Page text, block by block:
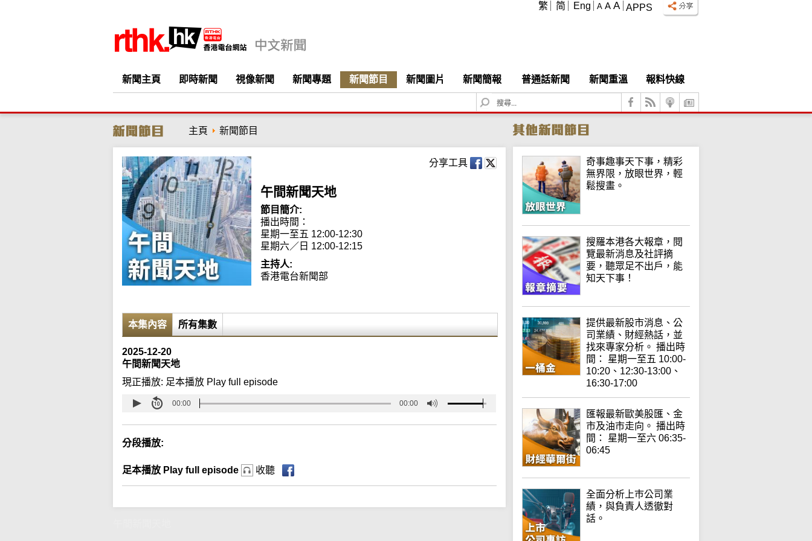
APPS
A A A
繁 简 Eng
新聞主頁 即時新聞 視像新聞 新聞專題 新聞節目 新聞圖片 新聞簡報 普通話新聞 新聞重溫
報料快線
S
e
c
h
主頁 新聞節目
分享工具
午間新聞天地
節目簡介:
播出時間：
星期一至五 12:00-12:30
星期六／日 12:00-12:15
主持人:
香港電台新聞部
本集內容 所有集數
2025-12-20
午間新聞天地
現正播放: 足本播放 Play full episode
00:00 00:00
分段播放:
足本播放 Play full episode 收聽
奇事趣事天下事，精彩
無界限，放眼世界，輕
鬆搜畫。
搜羅本港各大報章，閱
覽最新消息及社評摘
要，聽眾足不出戶，能
知天下事！
提供最新股市消息、公
司業績、財經熱話，並
找來專家分析。 播出時
間： 星期一至五 10:00-
10:20、12:30-13:00、
16:30-17:00
匯報最新歐美股匯、金
市及油市走向。 播出時
間： 星期一至六 06:35-
06:45
全面分析上巿公司業
績，與負責人透徹對
話。